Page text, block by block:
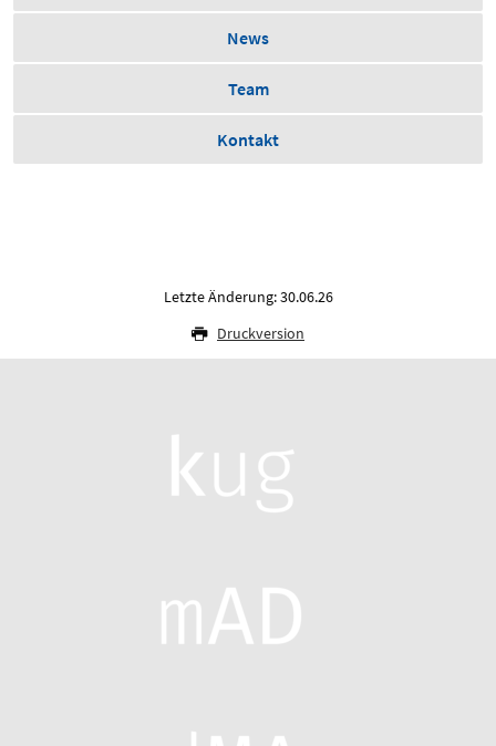
News
Team
Kontakt
Letzte Änderung: 30.06.26
Druckversion